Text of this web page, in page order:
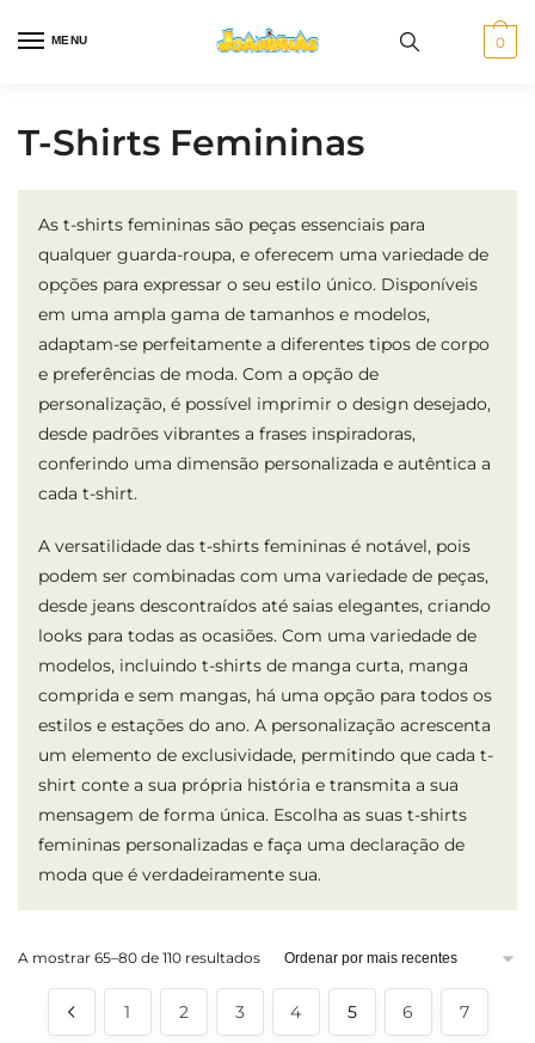
MENU 0
T-Shirts Femininas
As t-shirts femininas são peças essenciais para
qualquer guarda-roupa, e oferecem uma variedade de
opções para expressar o seu estilo único. Disponíveis
em uma ampla gama de tamanhos e modelos,
adaptam-se perfeitamente a diferentes tipos de corpo
e preferências de moda. Com a opção de
personalização, é possível imprimir o design desejado,
desde padrões vibrantes a frases inspiradoras,
conferindo uma dimensão personalizada e autêntica a
cada t-shirt.
A versatilidade das t-shirts femininas é notável, pois
podem ser combinadas com uma variedade de peças,
desde jeans descontraídos até saias elegantes, criando
looks para todas as ocasiões. Com uma variedade de
modelos, incluindo t-shirts de manga curta, manga
comprida e sem mangas, há uma opção para todos os
estilos e estações do ano. A personalização acrescenta
um elemento de exclusividade, permitindo que cada t-
shirt conte a sua própria história e transmita a sua
mensagem de forma única. Escolha as suas t-shirts
femininas personalizadas e faça uma declaração de
moda que é verdadeiramente sua.
A mostrar 65–80 de 110 resultadosOrdenado
1 2 3 4 5 6 7